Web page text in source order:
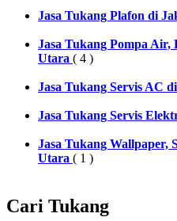
Jasa Tukang Plafon di
Jasa Tukang Pompa
Utara ( 4 )
Jasa Tukang Servis AC
Jasa Tukang Servis
Jasa Tukang Wallpaper,
Utara ( 1 )
Cari Tukang